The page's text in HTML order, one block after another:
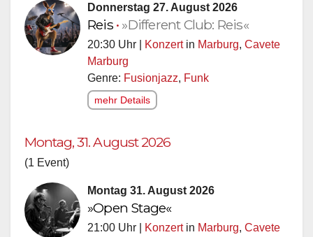
Donnerstag 27. August 2026
Reis • »Different Club: Reis«
20:30 Uhr | Konzertin Marburg, Cavete
Marburg
Genre: Fusionjazz, Funk
mehr Details
Montag, 31. August 2026
(1 Event)
Montag 31. August 2026
»Open Stage«
21:00 Uhr | Konzertin Marburg, Cavete